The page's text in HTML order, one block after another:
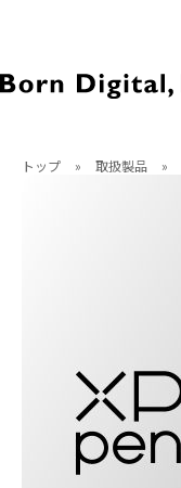
トップ » 取扱製品 »